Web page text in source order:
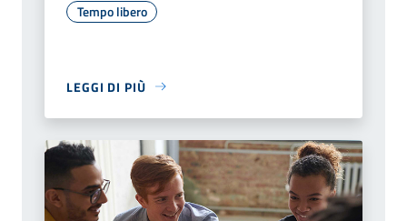
Tempo libero
LEGGI DI PIÙ